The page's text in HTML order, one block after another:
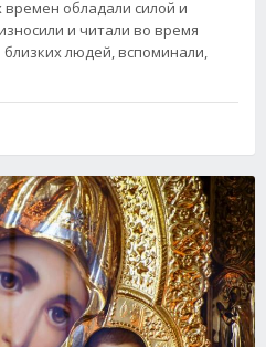
обладали силой и
и читали во время
людей, вспоминали,